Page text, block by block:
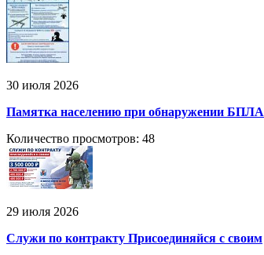
30 июля 2026
Памятка населению при обнаружении БПЛА
Количество просмотров: 48
29 июля 2026
Служи по контракту Присоединяйся с своим